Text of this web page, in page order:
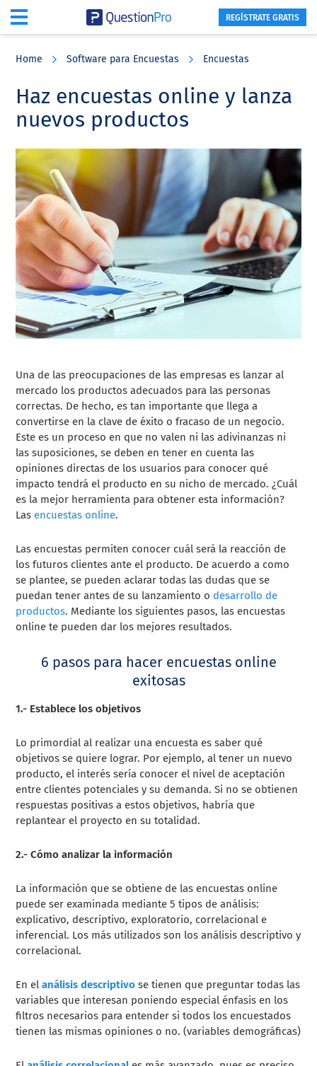
content
sidebar
REGÍSTRATE GRATIS
Home Software para Encuestas Encuestas
Haz encuestas online y lanza
nuevos productos
Una de las preocupaciones de las empresas es lanzar al
mercado los productos adecuados para las personas
correctas. De hecho, es tan importante que llega a
convertirse en la clave de éxito o fracaso de un negocio.
Este es un proceso en que no valen ni las adivinanzas ni
las suposiciones, se deben en tener en cuenta las
opiniones directas de los usuarios para conocer qué
impacto tendrá el producto en su nicho de mercado. ¿Cuál
es la mejor herramienta para obtener esta información?
Las encuestas online.
Las encuestas permiten conocer cuál será la reacción de
los futuros clientes ante el producto. De acuerdo a como
se plantee, se pueden aclarar todas las dudas que se
puedan tener antes de su lanzamiento o desarrollo de
productos. Mediante los siguientes pasos, las encuestas
online te pueden dar los mejores resultados.
6 pasos para hacer encuestas online
exitosas
1.- Establece los objetivos
Lo primordial al realizar una encuesta es saber qué
objetivos se quiere lograr. Por ejemplo, al tener un nuevo
producto, el interés sería conocer el nivel de aceptación
entre clientes potenciales y su demanda. Si no se obtienen
respuestas positivas a estos objetivos, habría que
replantear el proyecto en su totalidad.
2.- Cómo analizar la información
La información que se obtiene de las encuestas online
puede ser examinada mediante 5 tipos de análisis:
explicativo, descriptivo, exploratorio, correlacional e
inferencial. Los más utilizados son los análisis descriptivo y
correlacional.
En elanálisis descriptivose tienen que preguntar todas las
variables que interesan poniendo especial énfasis en los
filtros necesarios para entender si todos los encuestados
tienen las mismas opiniones o no. (variables demográficas)